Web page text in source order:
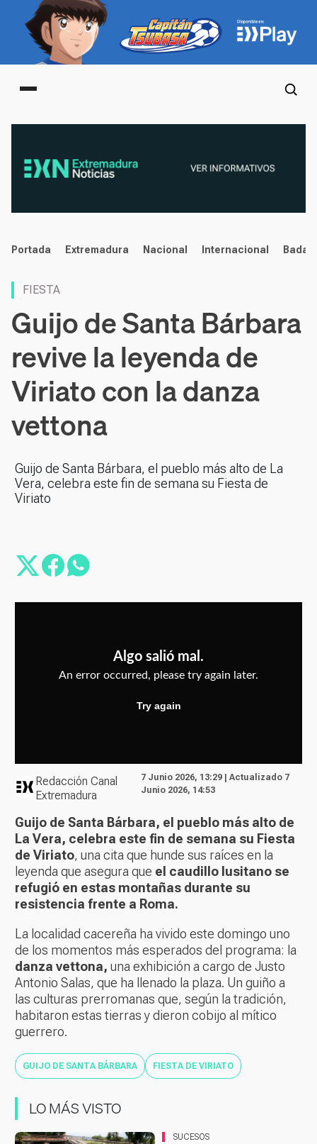
Main menu
noticias
Portada Extremadura Nacional Internacional
FIESTA
Guijo de Santa Bárbara
revive la leyenda de
Viriato con la danza
vettona
Guijo de Santa Bárbara, el pueblo más alto de La
Vera, celebra este fin de semana su Fiesta de
Viriato
Redacción Canal
Extremadura
7 Junio 2026, 13:29 | Actualizado 7
Junio 2026, 14:53
Guijo de Santa Bárbara, el pueblo más alto de
La Vera, celebra este fin de semana su Fiesta
de Viriato, una cita que hunde sus raíces en la
leyenda que asegura que el caudillo lusitano se
refugió en estas montañas durante su
resistencia frente a Roma.
La localidad cacereña ha vivido este domingo uno
de los momentos más esperados del programa: la
danza vettona, una exhibición a cargo de Justo
Antonio Salas, que ha llenado la plaza. Un guiño a
las culturas prerromanas que, según la tradición,
habitaron estas tierras y dieron cobijo al mítico
guerrero.
GUIJO DE SANTA BÁRBARA FIESTA DE VIRIATO
LO MÁS VISTO
SUCESOS